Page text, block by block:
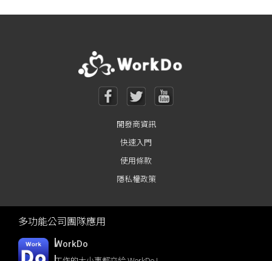
Posts navigation
開發商資訊
快速入門
使用條款
隱私權政策
多功能公司團隊應用
WorkDo